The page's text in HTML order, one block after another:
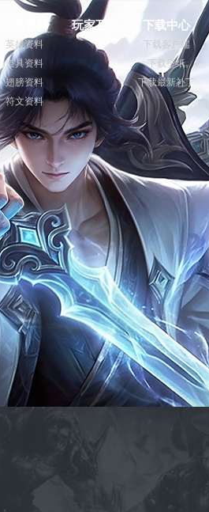
游戏资料
英雄资料
道具资料
翅膀资料
符文资料
玩家互动 下载中心
下载客户端
下载壁纸
下载最新补丁